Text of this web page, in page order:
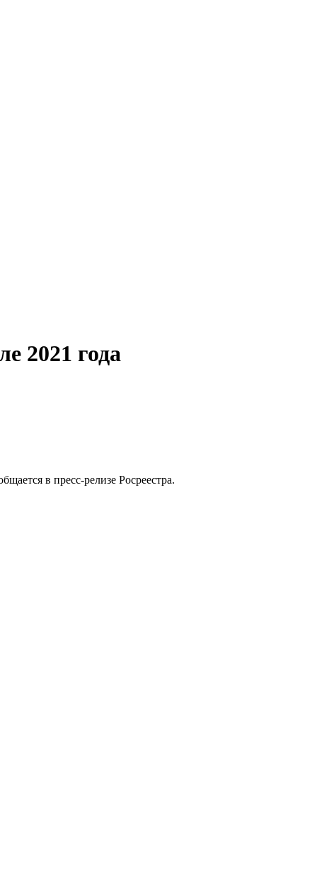
2021 года
в пресс-релизе Росреестра.